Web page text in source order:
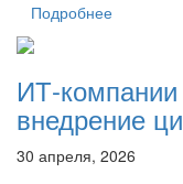
Подробнее
ИТ-компании
внедрение
30 апреля, 2026